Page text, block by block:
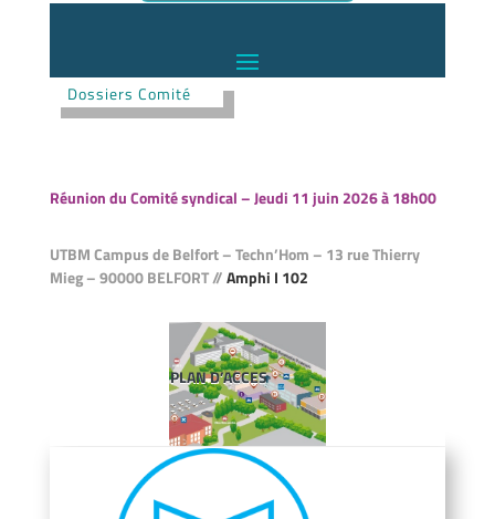
Dossiers Comité
Réunion du Comité syndical – Jeudi 11 juin 2026 à 18h00
UTBM Campus de Belfort – Techn’Hom – 13 rue Thierry
Mieg – 90000 BELFORT //Amphi I 102
PLAN D’ACCES